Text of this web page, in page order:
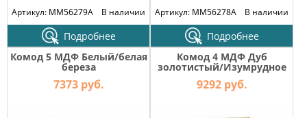
Артикул: MM56279A В наличии
Подробнее
Артикул: MM56278A В наличии
Подробнее
Комод 5 МДФ Белый/белая
береза
7373 руб.
Комод 4 МДФ Дуб
золотистый/Изумрудное
море
9292 руб.